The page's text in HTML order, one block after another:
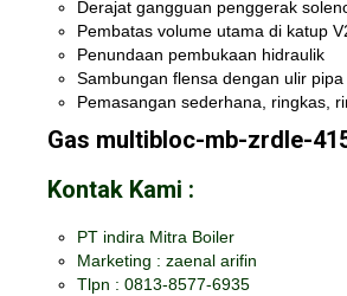
Derajat gangguan penggerak
Pembatas volume utama di katup
Penundaan pembukaan hidraulik
Sambungan flensa dengan ulir
Pemasangan sederhana, ringkas,
Gas multibloc-mb-zrdle-
Kontak Kami :
PT indira Mitra Boiler
Marketing : zaenal arifin
Tlpn : 0813-8577-6935